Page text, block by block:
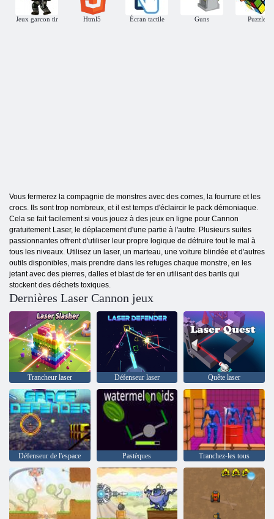
Jeux garcon tir Html5 Écran tactile Guns Puzzle
Vous fermerez la compagnie de monstres avec des cornes, la fourrure et les
crocs. Ils sont trop nombreux, et il est temps d'éclaircir le pack démoniaque.
Cela se fait facilement si vous jouez à des jeux en ligne pour Cannon
gratuitement Laser, le déplacement d'une partie à l'autre. Plusieurs suites
passionnantes offrent d'utiliser leur propre logique de détruire tout le mal à
tous les niveaux. Utilisez un laser, un marteau, une voiture blindée et d'autres
outils disponibles, mais prendre dans les refuges chaque monstre, en les
jetant avec des pierres, dalles et blast de fer en utilisant des barils qui
stockent des déchets toxiques.
Dernières Laser Cannon jeux
Trancheur laser Défenseur laser Quête laser
Défenseur de l'espace Pastèques Tranchez-les tous